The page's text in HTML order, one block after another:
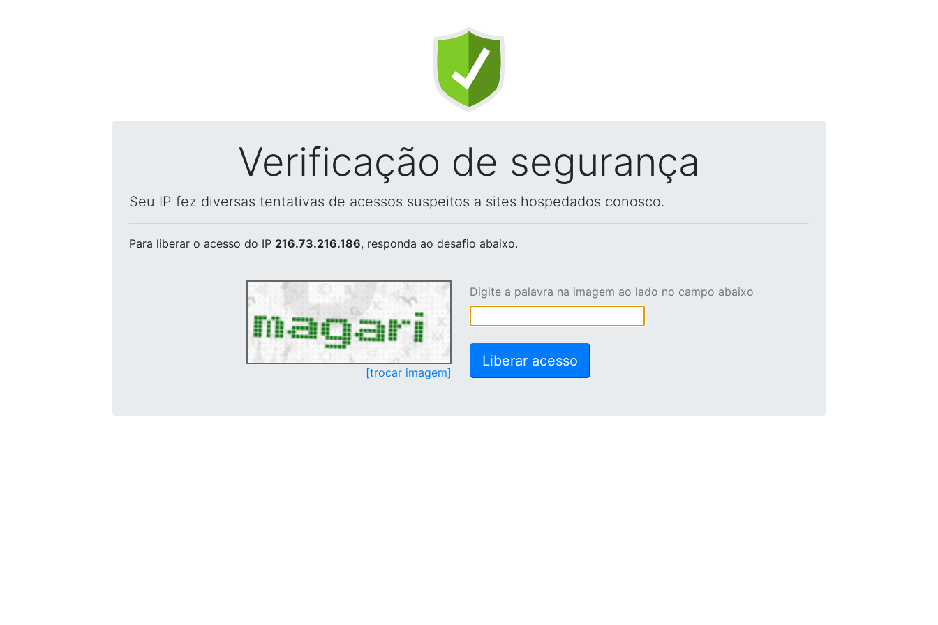
Verificação de segurança
Seu IP fez diversas tentativas de acessos suspeitos a sites hospedados conosco.
Para liberar o acesso do IP 216.73.216.186, responda ao desafio abaixo.
[trocar imagem]
Digite a palavra na imagem ao lado no campo abaixo